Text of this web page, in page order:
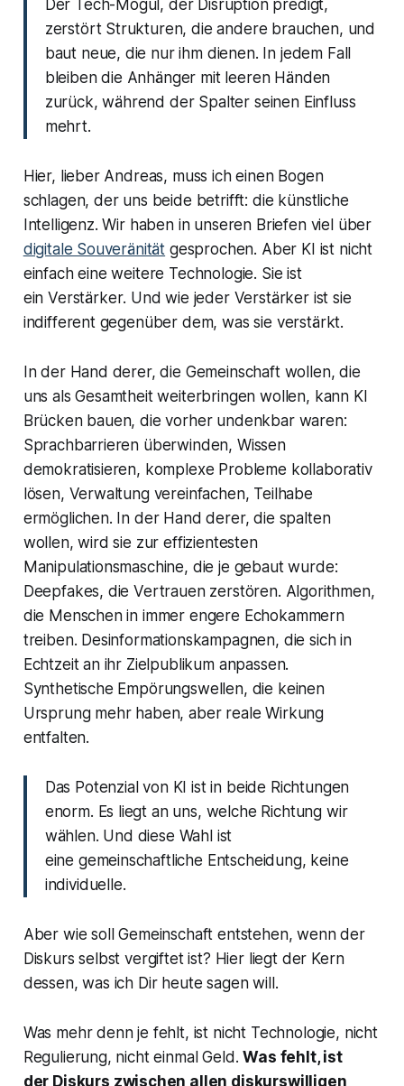
Der Tech-Mogul, der Disruption predigt,
zerstört Strukturen, die andere brauchen, und
baut neue, die nur ihm dienen. In jedem Fall
bleiben die Anhänger mit leeren Händen
zurück, während der Spalter seinen Einfluss
mehrt.
Hier, lieber Andreas, muss ich einen Bogen
schlagen, der uns beide betrifft: die künstliche
Intelligenz. Wir haben in unseren Briefen viel über
digitale Souveränität gesprochen. Aber KI ist nicht
einfach eine weitere Technologie. Sie ist
einVerstärker. Und wie jeder Verstärker ist sie
indifferent gegenüber dem, was sie verstärkt.
In der Hand derer, die Gemeinschaft wollen, die
uns als Gesamtheit weiterbringen wollen, kann KI
Brücken bauen, die vorher undenkbar waren:
Sprachbarrieren überwinden, Wissen
demokratisieren, komplexe Probleme kollaborativ
lösen, Verwaltung vereinfachen, Teilhabe
ermöglichen. In der Hand derer, die spalten
wollen, wird sie zur effizientesten
Manipulationsmaschine, die je gebaut wurde:
Deepfakes, die Vertrauen zerstören. Algorithmen,
die Menschen in immer engere Echokammern
treiben. Desinformationskampagnen, die sich in
Echtzeit an ihr Zielpublikum anpassen.
Synthetische Empörungswellen, die keinen
Ursprung mehr haben, aber reale Wirkung
entfalten.
Das Potenzial von KI ist in beide Richtungen
enorm. Es liegt an uns, welche Richtung wir
wählen. Und diese Wahl ist
eine gemeinschaftliche Entscheidung, keine
individuelle.
Aber wie soll Gemeinschaft entstehen, wenn der
Diskurs selbst vergiftet ist? Hier liegt der Kern
dessen, was ich Dir heute sagen will.
Was mehr denn je fehlt, ist nicht Technologie, nicht
Regulierung, nicht einmal Geld.Was fehlt, ist
der Diskurs zwischen allen diskurswilligen